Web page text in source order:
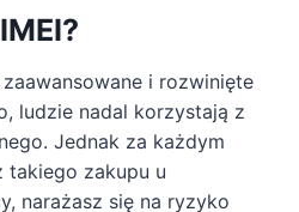
i rozwinięte
ludzie nadal korzystają z
Jednak za każdym
takiego zakupu u
narażasz się na ryzyko